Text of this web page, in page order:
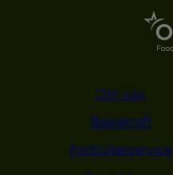
Om oss
Bærekraft
Forbrukerservice